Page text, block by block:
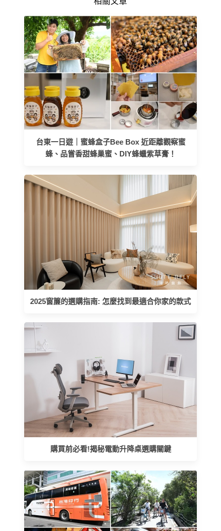
台東一日遊｜蜜蜂盒子Bee Box 近距離觀察蜜
蜂、品嘗香甜蜂巢蜜、DIY蜂蠟紫草膏！
2025窗簾的選購指南: 怎麼找到最適合你家的款式
購買前必看!揭秘電動升降桌選購關鍵